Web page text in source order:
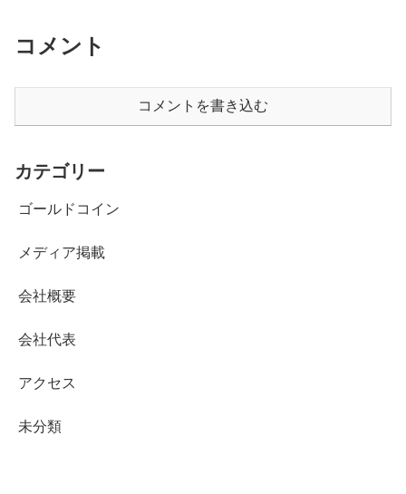
コメント
コメントを書き込む
カテゴリー
ゴールドコイン
メディア掲載
会社概要
会社代表
アクセス
未分類